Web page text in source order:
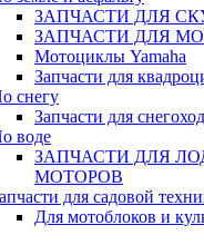
ЗАПЧАСТИ ДЛЯ
ЗАПЧАСТИ ДЛЯ
Мотоциклы Yamaha
Запчасти для
снегу
Запчасти для
воде
ЗАПЧАСТИ ДЛЯ
МОТОРОВ
для садовой
Для мотоблоков и